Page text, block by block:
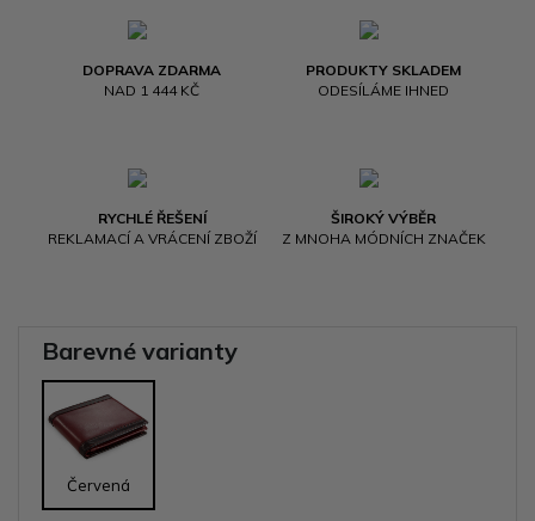
DOPRAVA ZDARMA
NAD 1 444 KČ
PRODUKTY SKLADEM
ODESÍLÁME IHNED
RYCHLÉ ŘEŠENÍ
REKLAMACÍ A VRÁCENÍ ZBOŽÍ
ŠIROKÝ VÝBĚR
Z MNOHA MÓDNÍCH ZNAČEK
Barevné varianty
Červená